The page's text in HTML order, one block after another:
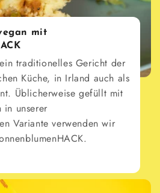
mit
traditionelles Gericht der
Küche, in Irland auch als
Üblicherweise gefüllt mit
in unserer
Variante verwenden wir